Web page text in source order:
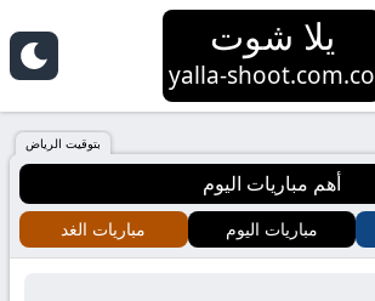
يلا شوت
yalla-shoot.com.co
بتوقيت الرياض
أهم مباريات اليوم
مباريات اليوم مباريات الغد